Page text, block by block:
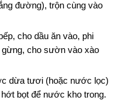
đường), trộn cùng vào
cho dầu ăn vào, phi
cho sườn vào xào
dừa tươi (hoặc nước lọc)
bọt để nước kho trong.